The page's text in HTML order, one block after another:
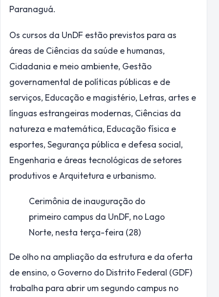
Paranaguá.
Os cursos da UnDF estão previstos para as
áreas de Ciências da saúde e humanas,
Cidadania e meio ambiente, Gestão
governamental de políticas públicas e de
serviços, Educação e magistério, Letras, artes e
línguas estrangeiras modernas, Ciências da
natureza e matemática, Educação física e
esportes, Segurança pública e defesa social,
Engenharia e áreas tecnológicas de setores
produtivos e Arquitetura e urbanismo.
Cerimônia de inauguração do
primeiro campus da UnDF, no Lago
Norte, nesta terça-feira (28)
De olho na ampliação da estrutura e da oferta
de ensino, o Governo do Distrito Federal (GDF)
trabalha para abrir um segundo campus no